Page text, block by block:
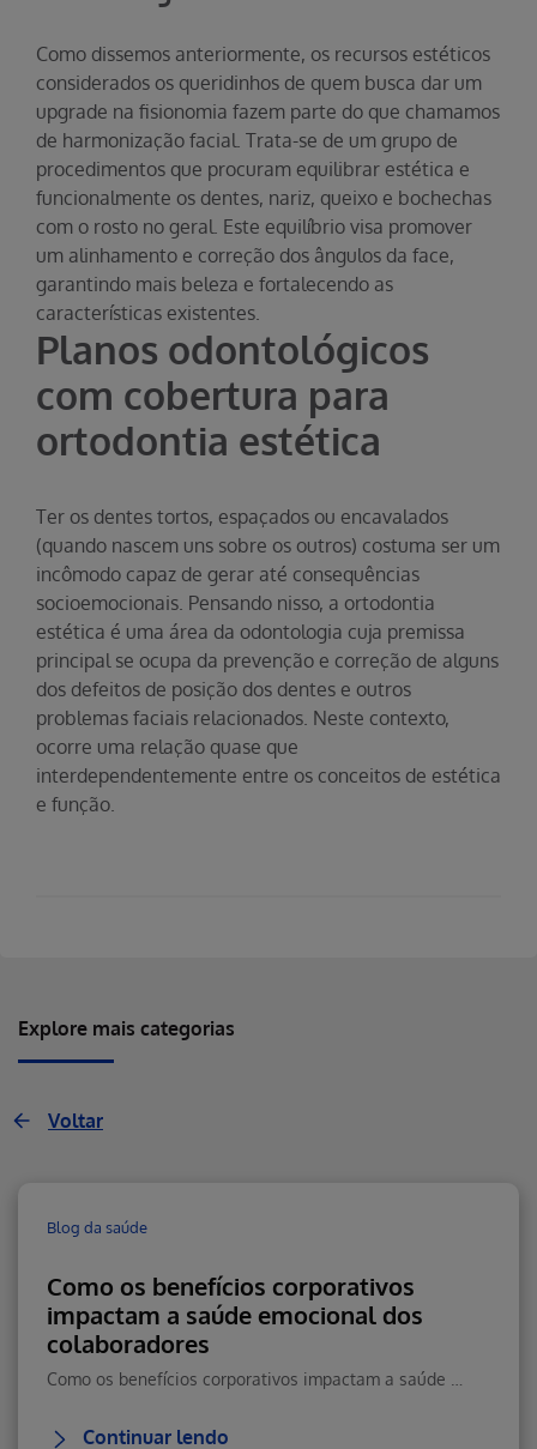
Como dissemos anteriormente, os recursos estéticos
considerados os queridinhos de quem busca dar um
upgrade na fisionomia fazem parte do que chamamos
de harmonização facial. Trata-se de um grupo de
procedimentos que procuram equilibrar estética e
funcionalmente os dentes, nariz, queixo e bochechas
com o rosto no geral. Este equilíbrio visa promover
um alinhamento e correção dos ângulos da face,
garantindo mais beleza e fortalecendo as
características existentes.
Planos odontológicos
com cobertura para
ortodontia estética
Ter os dentes tortos, espaçados ou encavalados
(quando nascem uns sobre os outros) costuma ser um
incômodo capaz de gerar até consequências
socioemocionais. Pensando nisso, a ortodontia
estética é uma área da odontologia cuja premissa
principal se ocupa da prevenção e correção de alguns
dos defeitos de posição dos dentes e outros
problemas faciais relacionados. Neste contexto,
ocorre uma relação quase que
interdependentemente entre os conceitos de estética
e função.
Explore mais categorias
Voltar
Blog da saúde
Como os benefícios corporativos
impactam a saúde emocional dos
colaboradores
Continuar lendo